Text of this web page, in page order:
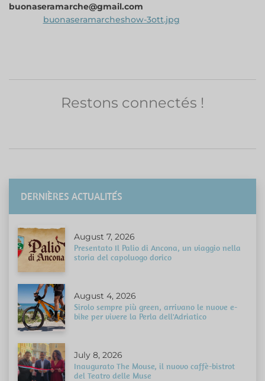
buonaseramarche@gmail.com
buonaseramarcheshow-3ott.jpg
Restons connectés !
DERNIÈRES ACTUALITÉS
August 7, 2026
Presentato Il Palio di Ancona, un viaggio nella
storia del capoluogo dorico
August 4, 2026
Sirolo sempre più green, arrivano le nuove e-
bike per vivere la Perla dell'Adriatico
July 8, 2026
Inaugurato The Mouse, il nuovo caffè-bistrot
del Teatro delle Muse